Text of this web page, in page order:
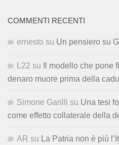
COMMENTI RECENTI
ernesto su Un pensiero su
L22 su
Il modello che pone
denaro muore prima della
Simone Garilli su Una tesi
come effetto collaterale della
AR su La Patria non è più